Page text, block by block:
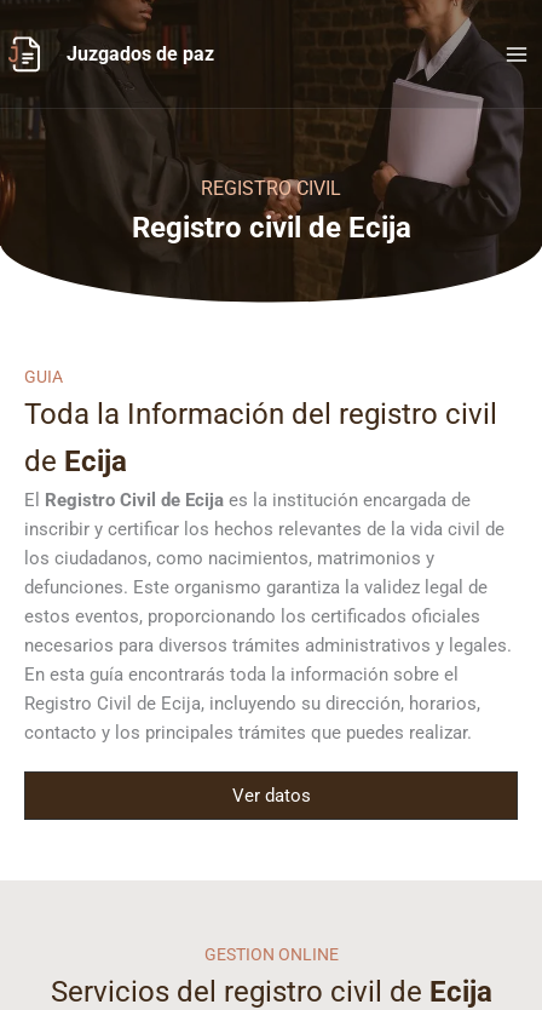
al
contenido
Juzgados de paz
REGISTRO CIVIL
Registro civil de Ecija
GUIA
Toda la Información del registro civil
de Ecija
El Registro Civil de Ecija es la institución encargada de
inscribir y certificar los hechos relevantes de la vida civil de
los ciudadanos, como nacimientos, matrimonios y
defunciones. Este organismo garantiza la validez legal de
estos eventos, proporcionando los certificados oficiales
necesarios para diversos trámites administrativos y legales.
En esta guía encontrarás toda la información sobre el
Registro Civil de Ecija, incluyendo su dirección, horarios,
contacto y los principales trámites que puedes realizar.
Ver datos
GESTION ONLINE
Servicios del registro civil de Ecija